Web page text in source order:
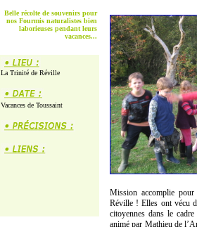
Belle récolte de souvenirs pour
nos Fourmis naturalistes bien
laborieuses pendant leurs
vacances...
La Trinité de Réville
Vacances de Toussaint
Mission accomplie
Réville ! Elles ont vécu
citoyennes dans le
animé par Mathieu de